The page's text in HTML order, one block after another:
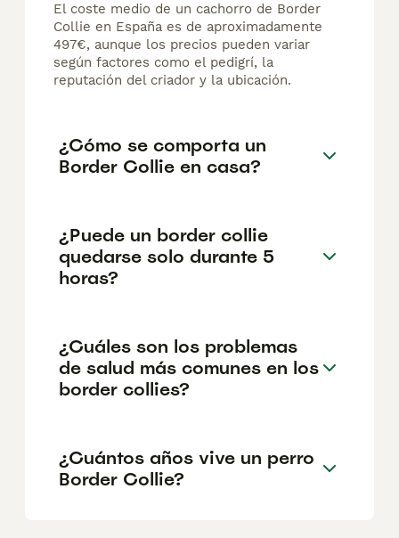
El coste medio de un cachorro de Border
Collie en España es de aproximadamente
497€, aunque los precios pueden variar
según factores como el pedigrí, la
reputación del criador y la ubicación.
¿Cómo se comporta un
Border Collie en casa?
¿Puede un border collie
quedarse solo durante 5
horas?
¿Cuáles son los problemas
de salud más comunes en los
border collies?
¿Cuántos años vive un perro
Border Collie?